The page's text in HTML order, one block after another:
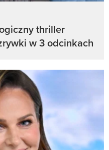
thriller
w 3 odcinkach